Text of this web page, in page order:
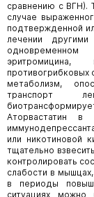
сравнению с ВГН).
случае
подтвержденной
лечении
противогрибковых
метаболизм,
транспорт
Аторвастатин в
или никотиновой
тщательно
контролировать
слабости в
в периоды
ситуациях можно